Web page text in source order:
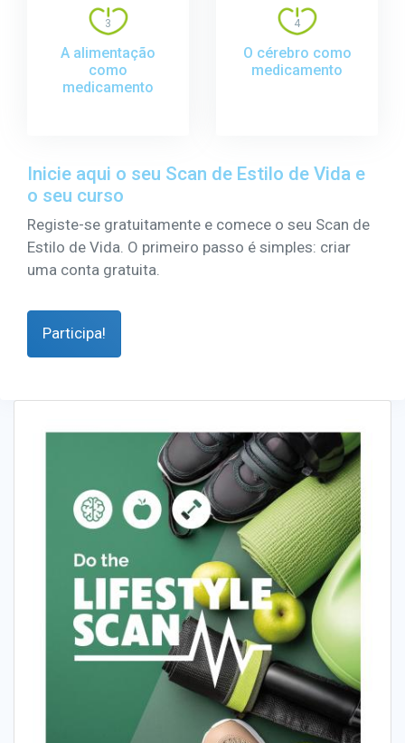
3
A alimentação
como
medicamento
4
O cérebro como
medicamento
Inicie aqui o seu Scan de Estilo de Vida e
o seu curso
Registe-se gratuitamente e comece o seu Scan de
Estilo de Vida. O primeiro passo é simples: criar
uma conta gratuita.
Participa!